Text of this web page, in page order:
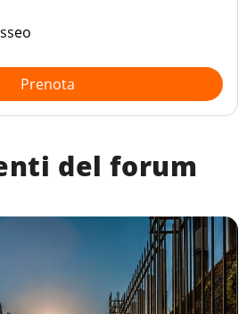
Prenota
del forum